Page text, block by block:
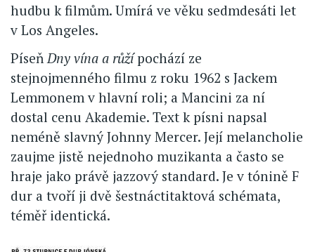
hudbu k filmům. Umírá ve věku sedmdesáti let
v Los Angeles.
Píseň Dny vína a růžípochází ze
stejnojmenného filmu z roku 1962 s Jackem
Lemmonem v hlavní roli; a Mancini za ní
dostal cenu Akademie. Text k písni napsal
neméně slavný Johnny Mercer. Její melancholie
zaujme jistě nejednoho muzikanta a často se
hraje jako právě jazzový standard. Je v tónině F
dur a tvoří ji dvě šestnáctitaktová schémata,
téměř identická.